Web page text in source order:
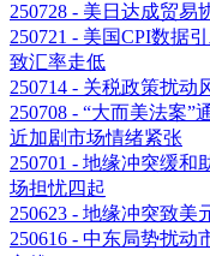
250728 - 美日达成贸易
250721 - 美国CPI数据
致汇率走低
250714 - 关税政策扰
250708 - “大而美法案
近加剧市场情绪紧张
250701 - 地缘冲突缓
场担忧四起
250623 - 地缘冲突致美
250616 - 中东局势扰